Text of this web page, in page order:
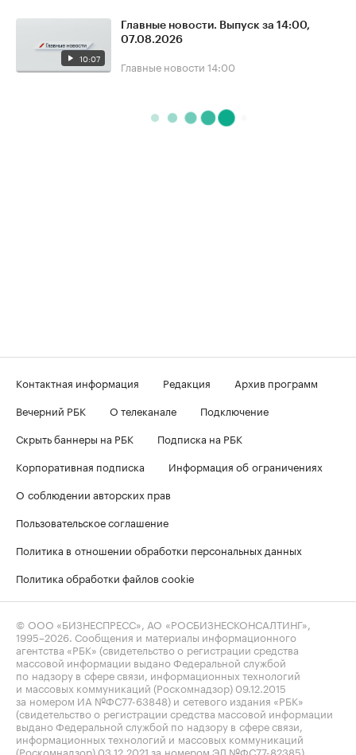
10:07
Главные новости. Выпуск за 14:00,
07.08.2026
Главные новости 14:00
Контактная информация Редакция
Архив программ
Вечерний РБК
О телеканале
Подключение
Скрыть баннеры на РБК
Подписка на РБК
Корпоративная подписка
Информация об ограничениях
О соблюдении авторских прав
Пользовательское соглашение
Политика в отношении обработки персональных данных
Политика обработки файлов cookie
© ООО «БИЗНЕСПРЕСС», АО «РОСБИЗНЕСКОНСАЛТИНГ»,
1995–2026 . Сообщения и материалы информационного
агентства «РБК» (свидетельство о регистрации средства
массовой информации выдано Федеральной службой
по надзору в сфере связи, информационных технологий
и массовых коммуникаций (Роскомнадзор) 09.12.2015
за номером ИА №ФС77-63848) и сетевого издания «РБК»
(свидетельство о регистрации средства массовой информации
выдано Федеральной службой по надзору в сфере связи,
информационных технологий и массовых коммуникаций
(Роскомнадзор) 03.12.2021 за номером ЭЛ №ФС77-82385)